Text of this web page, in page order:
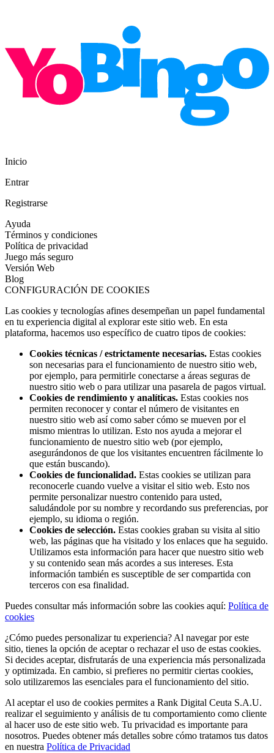
Inicio
Entrar
Registrarse
Ayuda
Términos y condiciones
Política de privacidad
Juego más seguro
Versión Web
Blog
CONFIGURACIÓN DE COOKIES
Las cookies y tecnologías afines desempeñan un papel fundamental
en tu experiencia digital al explorar este sitio web. En esta
plataforma, hacemos uso específico de cuatro tipos de cookies:
Cookies técnicas / estrictamente necesarias. Estas cookies
son necesarias para el funcionamiento de nuestro sitio web,
por ejemplo, para permitirle conectarse a áreas seguras de
nuestro sitio web o para utilizar una pasarela de pagos virtual.
Cookies de rendimiento y analíticas. Estas cookies nos
permiten reconocer y contar el número de visitantes en
nuestro sitio web así como saber cómo se mueven por el
mismo mientras lo utilizan. Esto nos ayuda a mejorar el
funcionamiento de nuestro sitio web (por ejemplo,
asegurándonos de que los visitantes encuentren fácilmente lo
que están buscando).
Cookies de funcionalidad. Estas cookies se utilizan para
reconocerle cuando vuelve a visitar el sitio web. Esto nos
permite personalizar nuestro contenido para usted,
saludándole por su nombre y recordando sus preferencias, por
ejemplo, su idioma o región.
Cookies de selección. Estas cookies graban su visita al sitio
web, las páginas que ha visitado y los enlaces que ha seguido.
Utilizamos esta información para hacer que nuestro sitio web
y su contenido sean más acordes a sus intereses. Esta
información también es susceptible de ser compartida con
terceros con esa finalidad.
Puedes consultar más información sobre las cookies aquí: Política de
cookies
¿Cómo puedes personalizar tu experiencia? Al navegar por este
sitio, tienes la opción de aceptar o rechazar el uso de estas cookies.
Si decides aceptar, disfrutarás de una experiencia más personalizada
y optimizada. En cambio, si prefieres no permitir ciertas cookies,
solo utilizaremos las esenciales para el funcionamiento del sitio.
Al aceptar el uso de cookies permites a Rank Digital Ceuta S.A.U.
realizar el seguimiento y análisis de tu comportamiento como cliente
al hacer uso de este sitio web. Tu privacidad es importante para
nosotros. Puedes obtener más detalles sobre cómo tratamos tus datos
en nuestra Política de Privacidad